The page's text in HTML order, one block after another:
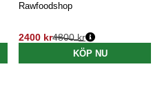
Rawfoodshop
2400 kr
Ordinarie pris:
4800 kr
KÖP NU